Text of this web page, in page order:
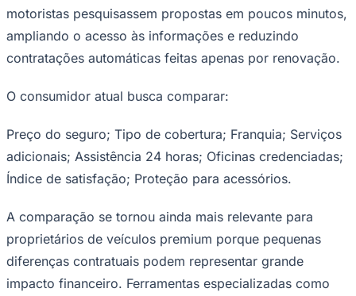
Corinthians
motoristas pesquisassem propostas em poucos minutos,
ampliando o acesso às informações e reduzindo
contratações automáticas feitas apenas por renovação.
O consumidor atual busca comparar:
Preço do seguro; Tipo de cobertura; Franquia; Serviços
adicionais; Assistência 24 horas; Oficinas credenciadas;
Índice de satisfação; Proteção para acessórios.
A comparação se tornou ainda mais relevante para
proprietários de veículos premium porque pequenas
diferenças contratuais podem representar grande
impacto financeiro. Ferramentas especializadas como